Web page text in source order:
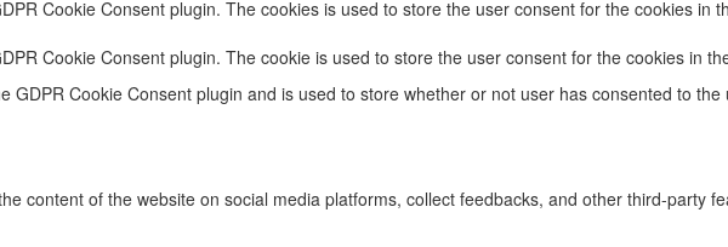
Cookie Consent plugin. The cookies is used to store the user consent for the cookies in
Cookie Consent plugin. The cookie is used to store the user consent for the cookies in
GDPR Cookie Consent plugin and is used to store whether or not user has consented to
content of the website on social media platforms, collect feedbacks, and other third-party